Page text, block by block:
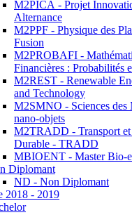
M2PICA - Projet
Alternance
M2PPF - Physique des
Fusion
M2PROBAFI -
Financières : Probabilités
M2REST - Renewable
and Technology
M2SMNO - Sciences des
nano-objets
M2TRADD - Transport et
Durable - TRADD
MBIOENT - Master Bio-
Diplomant
ND - Non Diplomant
2018 - 2019